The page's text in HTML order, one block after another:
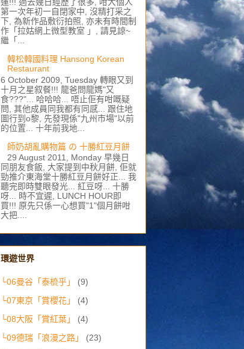
第一次年初一自閉家中, 沒精打采之
下, 為新作品敷衍拍照, 亦未有時間制
作「拉姑網上微型教室 」, 請見諒~
繼「...
韓松韓國料理 Hansong Korean
Restaurant
6 October 2009, Tuesday 轉眼又到
十月之星叙餐!!! 龍爸問龍媽"又
食???"... 哈哈哈... 唔止佢有咁嘅疑
問, 其他成員同我都有同感... 跟住地
圖行到o黎, 先發現係"九州市場"以前
的位置... 十年前我地...
師奶胡亂購物篇 の 十勝紅豆月餅
29 August 2011, Monday 早幾日
同朋友食飯, 大家提到中秋月餅, 佢就
勁推介東海堂十勝紅豆月餅好正... 我
聽完即時雙眼發光... 紅豆呀... 十勝
呀... 時不宜遲, LUNCH HOUR即
買!!! 原先只係一心想買"1"個月餅咁
大把....
環遊世界
└06曼谷「泰梳乎」
(9)
└07東京「賞櫻花」
(4)
└08大阪「賞紅葉」
(4)
└09德瑞「浪漫之路」
(23)